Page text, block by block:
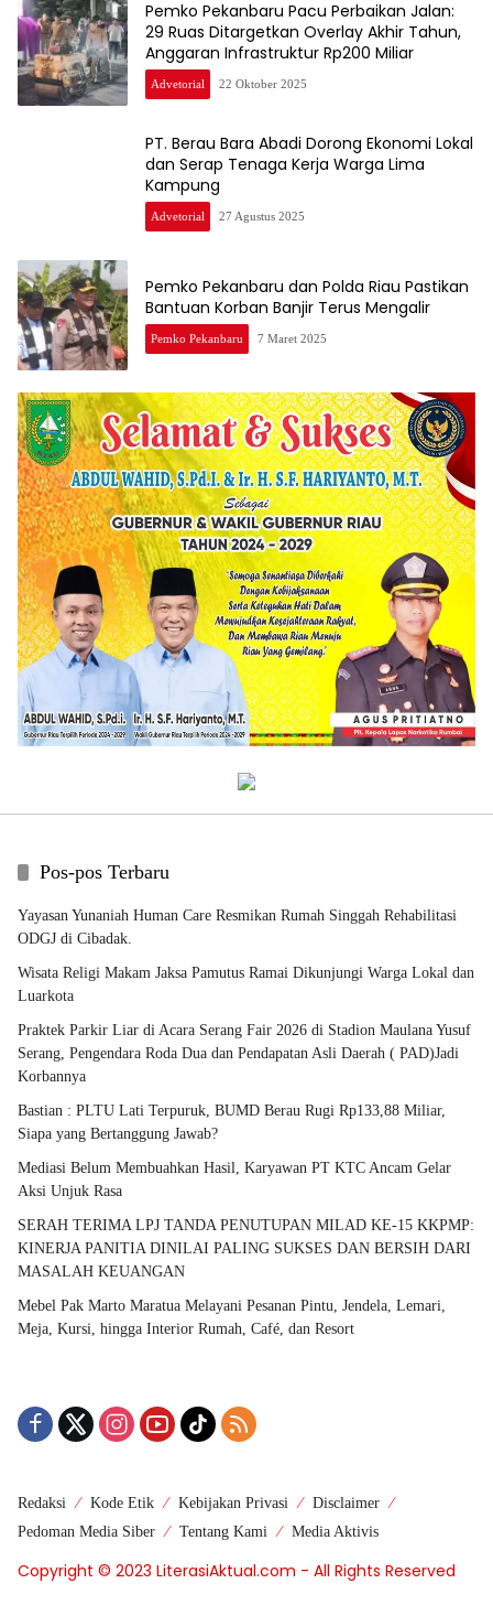
Pemko Pekanbaru Pacu Perbaikan Jalan:
29 Ruas Ditargetkan Overlay Akhir Tahun,
Anggaran Infrastruktur Rp200 Miliar
Advetorial 22 Oktober 2025
PT. Berau Bara Abadi Dorong Ekonomi Lokal
dan Serap Tenaga Kerja Warga Lima
Kampung
Advetorial 27 Agustus 2025
Pemko Pekanbaru dan Polda Riau Pastikan
Bantuan Korban Banjir Terus Mengalir
Pemko Pekanbaru 7 Maret 2025
Pos-pos Terbaru
Yayasan Yunaniah Human Care Resmikan Rumah Singgah Rehabilitasi
ODGJ di Cibadak.
Wisata Religi Makam Jaksa Pamutus Ramai Dikunjungi Warga Lokal dan
Luarkota
Praktek Parkir Liar di Acara Serang Fair 2026 di Stadion Maulana Yusuf
Serang, Pengendara Roda Dua dan Pendapatan Asli Daerah ( PAD)Jadi
Korbannya
Bastian : PLTU Lati Terpuruk, BUMD Berau Rugi Rp133,88 Miliar,
Siapa yang Bertanggung Jawab?
Mediasi Belum Membuahkan Hasil, Karyawan PT KTC Ancam Gelar
Aksi Unjuk Rasa
SERAH TERIMA LPJ TANDA PENUTUPAN MILAD KE-15 KKPMP:
KINERJA PANITIA DINILAI PALING SUKSES DAN BERSIH DARI
MASALAH KEUANGAN
Mebel Pak Marto Maratua Melayani Pesanan Pintu, Jendela, Lemari,
Meja, Kursi, hingga Interior Rumah, Café, dan Resort
Redaksi Kode Etik Kebijakan Privasi
Disclaimer
Pedoman Media Siber
Tentang Kami Media Aktivis
Copyright © 2023 LiterasiAktual.com - All Rights Reserved